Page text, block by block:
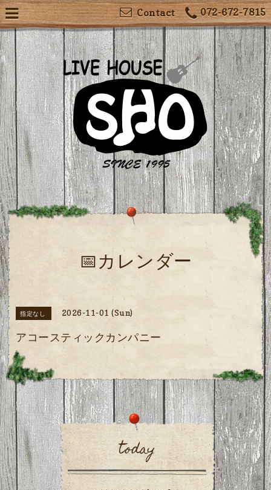
072-672-7815
Contact
📅カレンダー
指定なし 2026-11-01 (Sun)
アコースティックカンパニー
today